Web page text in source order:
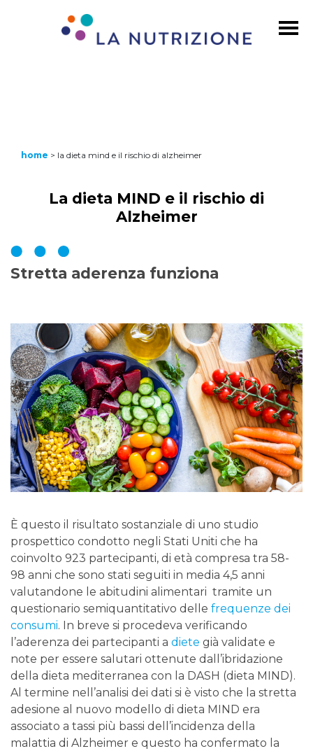
home > la dieta mind e il rischio di alzheimer
La dieta MIND e il rischio di
Alzheimer
Stretta aderenza funziona
È questo il risultato sostanziale di uno studio
prospettico condotto negli Stati Uniti che ha
coinvolto 923 partecipanti, di età compresa tra 58-
98 anni che sono stati seguiti in media 4,5 anni
valutandone le abitudini alimentari tramite un
questionario semiquantitativo delle frequenze dei
consumi. In breve si procedeva verificando
l’aderenza dei partecipanti a diete già validate e
note per essere salutari ottenute dall’ibridazione
della dieta mediterranea con la DASH (dieta MIND).
Al termine nell’analisi dei dati si è visto che la stretta
adesione al nuovo modello di dieta MIND era
associato a tassi più bassi dell’incidenza della
malattia di Alzheimer e questo ha confermato la